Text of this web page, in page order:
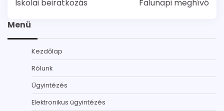
Iskolai beiratkozás
Falunapi meghívó
Menü
Kezdőlap
Rólunk
Ügyintézés
Elektronikus ügyintézés